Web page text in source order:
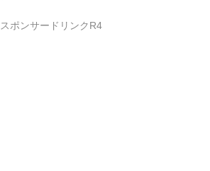
スポンサードリンクR4